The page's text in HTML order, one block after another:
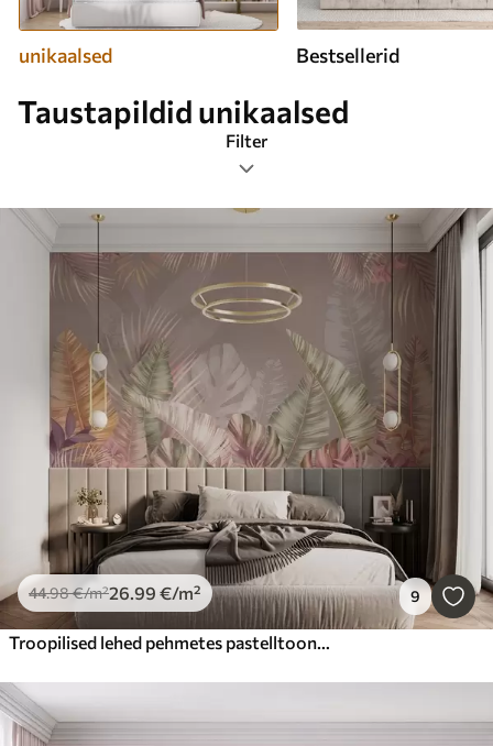
unikaalsed Bestsellerid
Taustapildid unikaalsed
Filter
Sildid
Pildi formaat
Värv
Smart
Nullida kõik
44.98€/m²26.99 €/m² 9
Troopilised lehed pehmetes pastelltoonides